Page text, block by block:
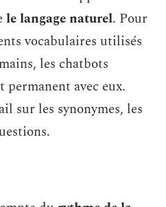
le langage naturel. Pour
vocabulaires utilisés
les chatbots
avec eux.
sur les synonymes, les